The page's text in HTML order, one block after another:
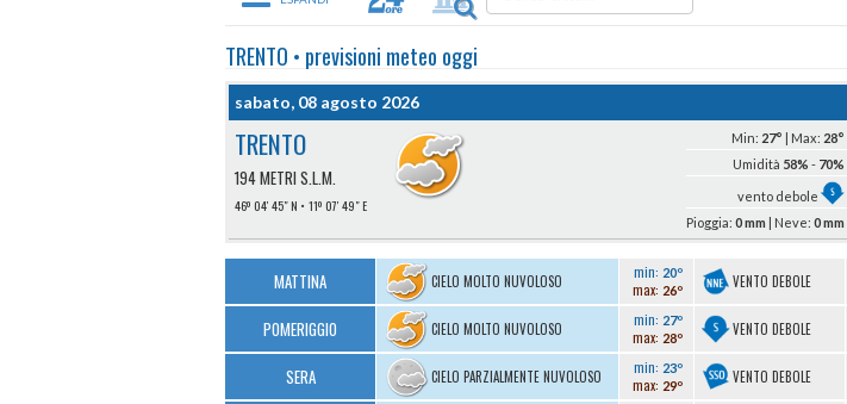
TRENTO • previsioni meteo oggi
sabato, 08 agosto 2026
TRENTO
194 METRI S.L.M.
46º 04′ 45″ N 11º 07′ 49″ E
Min: 27° | Max: 28°
Umidità 58%- 70%
vento debole
Pioggia:0 mm | Neve:0 mm
MATTINA CIELO MOLTO NUVOLOSO min: 20º
max: 26º VENTO DEBOLE
POMERIGGIO CIELO MOLTO NUVOLOSO min: 27º
max: 28º VENTO DEBOLE
SERA CIELO PARZIALMENTE NUVOLOSO min: 23º
max: 29º VENTO DEBOLE